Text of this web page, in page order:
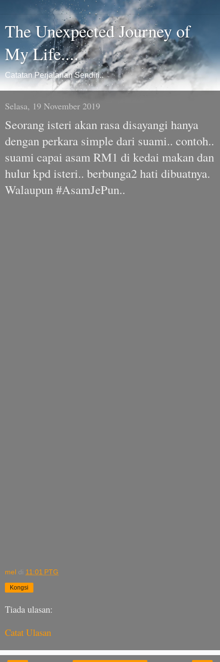
The Unexpected Journey of
My Life....
Catatan Perjalanan Sendiri..
Selasa, 19 November 2019
Seorang isteri akan rasa disayangi hanya
dengan perkara simple dari suami.. contoh..
suami capai asam RM1 di kedai makan dan
hulur kpd isteri.. berbunga2 hati dibuatnya.
Walaupun #AsamJePun..
mel di 11:01 PTG
Kongsi
Tiada ulasan:
Catat Ulasan